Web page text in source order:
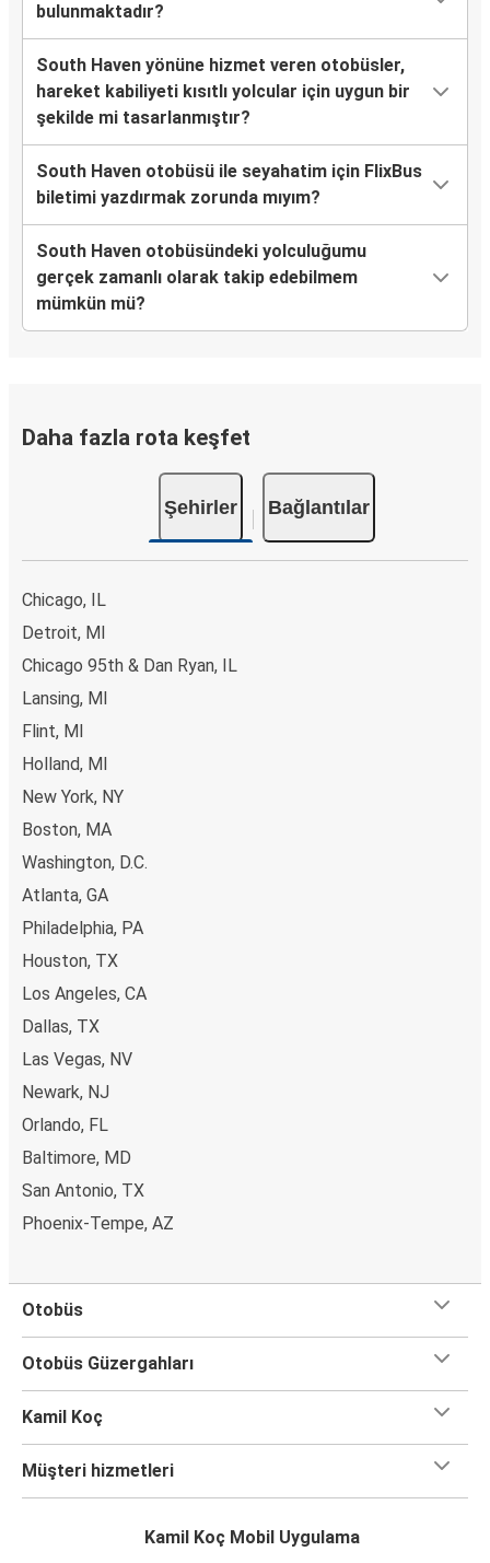
bulunmaktadır?
South Haven yönüne hizmet veren otobüsler,
hareket kabiliyeti kısıtlı yolcular için uygun bir
şekilde mi tasarlanmıştır?
South Haven otobüsü ile seyahatim için FlixBus
biletimi yazdırmak zorunda mıyım?
South Haven otobüsündeki yolculuğumu
gerçek zamanlı olarak takip edebilmem
mümkün mü?
Daha fazla rota keşfet
Şehirler Bağlantılar
Chicago, IL
Detroit, MI
Chicago 95th & Dan Ryan, IL
Lansing, MI
Flint, MI
Holland, MI
New York, NY
Boston, MA
Washington, D.C.
Atlanta, GA
Philadelphia, PA
Houston, TX
Los Angeles, CA
Dallas, TX
Las Vegas, NV
Newark, NJ
Orlando, FL
Baltimore, MD
San Antonio, TX
Phoenix-Tempe, AZ
Otobüs
Otobüs Güzergahları
Kamil Koç
Müşteri hizmetleri
Kamil Koç Mobil Uygulama